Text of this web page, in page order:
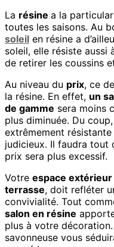
La résine a la
toutes les saisons. Au
soleil en résine a
soleil, elle résiste aussi
de retirer les coussins
Au niveau du prix, ce
la résine. En effet, un
de gamme sera moins
plus diminuée. Du
extrêmement
judicieux. Il faudra tout
prix sera plus excessif.
Votre espace extérieur
terrasse, doit refléter
convivialité. Tout
salon en résine
plus à votre
savonneuse vous